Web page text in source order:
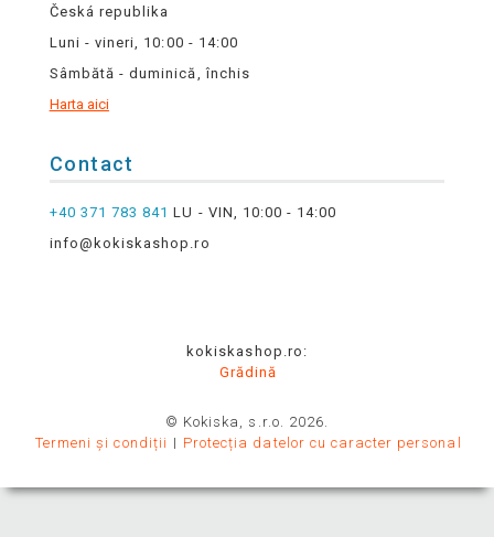
Česká republika
Luni - vineri, 10:00 - 14:00
Sâmbătă - duminică, închis
Harta aici
Contact
+40 371 783 841 LU - VIN, 10:00 - 14:00
info@kokiskashop.ro
kokiskashop.ro:
Grădină
© Kokiska, s.r.o. 2026.
Termeni și condiții
Protecția datelor cu caracter personal